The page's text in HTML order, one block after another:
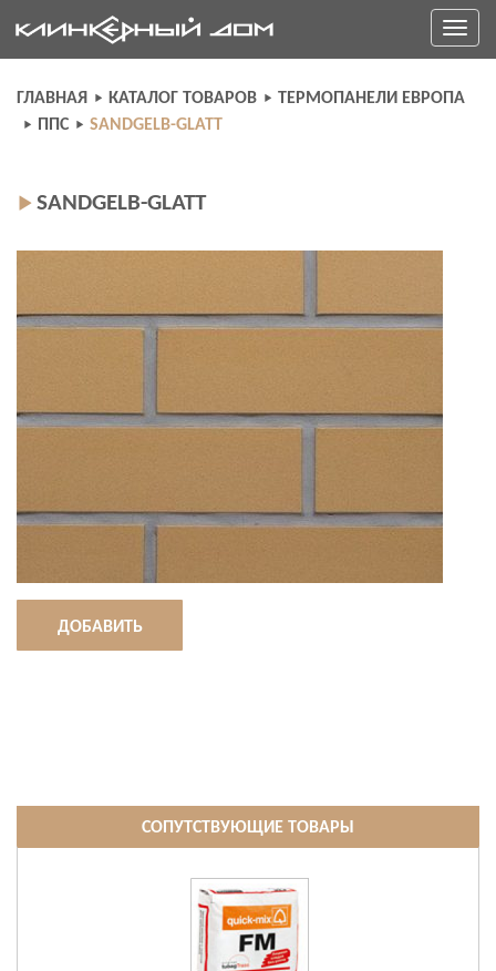
to
content
Toggle
ГЛАВНАЯ КАТАЛОГ ТОВАРОВ
ТЕРМОПАНЕЛИ ЕВРОПА
ППС
SANDGELB-GLATT
SANDGELB-GLATT
ДОБАВИТЬ
СОПУТСТВУЮЩИЕ ТОВАРЫ